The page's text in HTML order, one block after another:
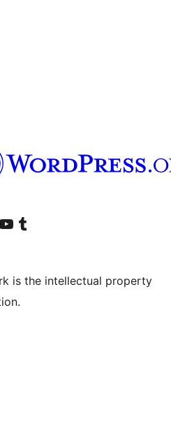
account
TikTok account
Bezoek ons YouTube kanaalBezoek ons Tumblr account
is the intellectual property